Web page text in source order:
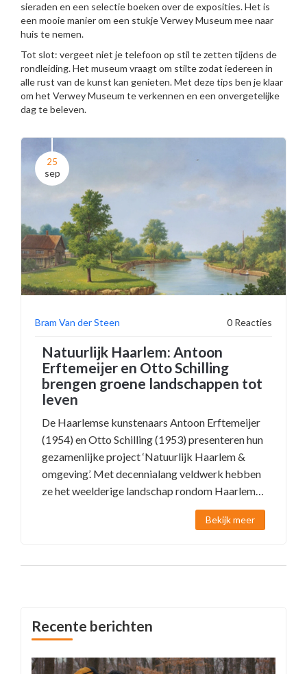
sieraden en een selectie boeken over de exposities. Het is
een mooie manier om een stukje Verwey Museum mee naar
huis te nemen.
Tot slot: vergeet niet je telefoon op stil te zetten tijdens de
rondleiding. Het museum vraagt om stilte zodat iedereen in
alle rust van de kunst kan genieten. Met deze tips ben je klaar
om het Verwey Museum te verkennen en een onvergetelijke
dag te beleven.
25
sep
Bram Van der Steen 0 Reacties
Natuurlijk Haarlem: Antoon
Erftemeijer en Otto Schilling
brengen groene landschappen tot
leven
De Haarlemse kunstenaars Antoon Erftemeijer
(1954) en Otto Schilling (1953) presenteren hun
gezamenlijke project ‘Natuurlijk Haarlem &
omgeving’. Met decennialang veldwerk hebben
ze het weelderige landschap rondom Haarlem
vastgelegd in schilderijen en tekeningen. De
Verwey Museum Haarlem zet de werkenBekijk meer
Recente berichten